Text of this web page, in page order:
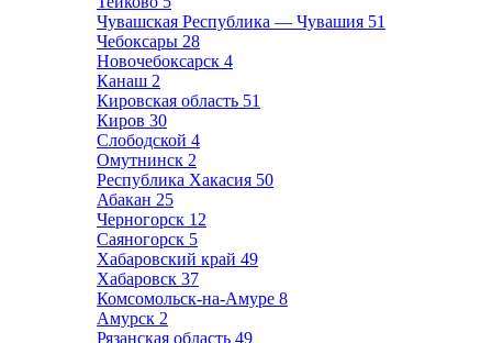
Чувашская Республика — Чувашия 51
Чебоксары 28
Новочебоксарск 4
Канаш 2
Кировская область 51
Киров 30
Слободской 4
Омутнинск 2
Республика Хакасия 50
Абакан 25
Черногорск 12
Саяногорск 5
Хабаровский край 49
Хабаровск 37
Комсомольск-на-Амуре 8
Амурск 2
Рязанская область 49